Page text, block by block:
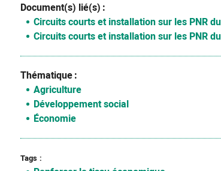
Document(s) lié(s)
Circuits courts et installation sur les PNR
Circuits courts et installation sur les PNR
Thématique
Agriculture
Développement social
Économie
Tags